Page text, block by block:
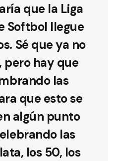
que la Liga
Softbol llegue
Sé que ya no
pero hay que
las
que esto se
algún punto
las
los 50, los